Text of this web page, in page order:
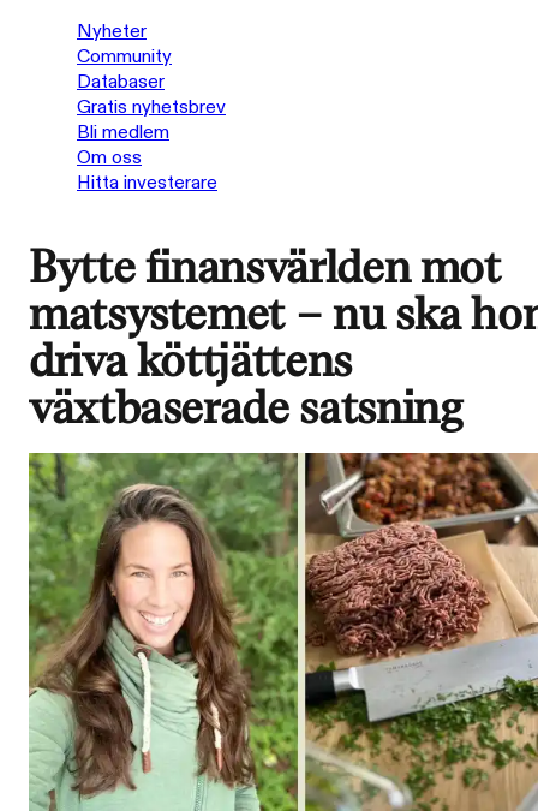
Nyheter
Community
Databaser
Gratis nyhetsbrev
Bli medlem
Om oss
Hitta investerare
Bytte finansvärlden mot
matsystemet – nu ska
driva köttjättens
växtbaserade satsning